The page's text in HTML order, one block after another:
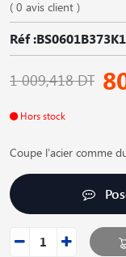
( 0 avis client )
Réf :BS0601B373K1
1 009,418 DT
Hors stock
Coupe l′acier comme